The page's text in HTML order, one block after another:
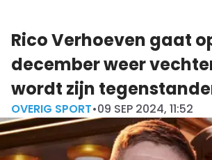
Rico Verhoeven gaat
december weer
wordt zijn
OVERIG SPORT•09 SEP 2024, 11:52